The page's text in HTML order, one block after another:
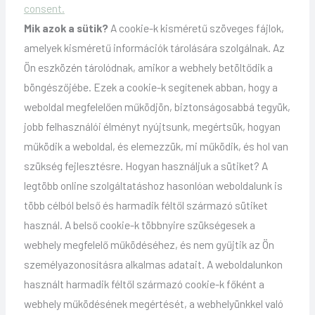
consent.
Mik azok a sütik? A cookie-k kisméretű szöveges fájlok,
amelyek kisméretű információk tárolására szolgálnak. Az
Ön eszközén tárolódnak, amikor a webhely betöltődik a
böngészőjébe. Ezek a cookie-k segítenek abban, hogy a
weboldal megfelelően működjön, biztonságosabbá tegyük,
jobb felhasználói élményt nyújtsunk, megértsük, hogyan
működik a weboldal, és elemezzük, mi működik, és hol van
szükség fejlesztésre. Hogyan használjuk a sütiket? A
legtöbb online szolgáltatáshoz hasonlóan weboldalunk is
több célból belső és harmadik féltől származó sütiket
használ. A belső cookie-k többnyire szükségesek a
webhely megfelelő működéséhez, és nem gyűjtik az Ön
személyazonosításra alkalmas adatait. A weboldalunkon
használt harmadik féltől származó cookie-k főként a
webhely működésének megértését, a webhelyünkkel való